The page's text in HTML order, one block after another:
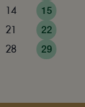
14
15
21
22
28
29